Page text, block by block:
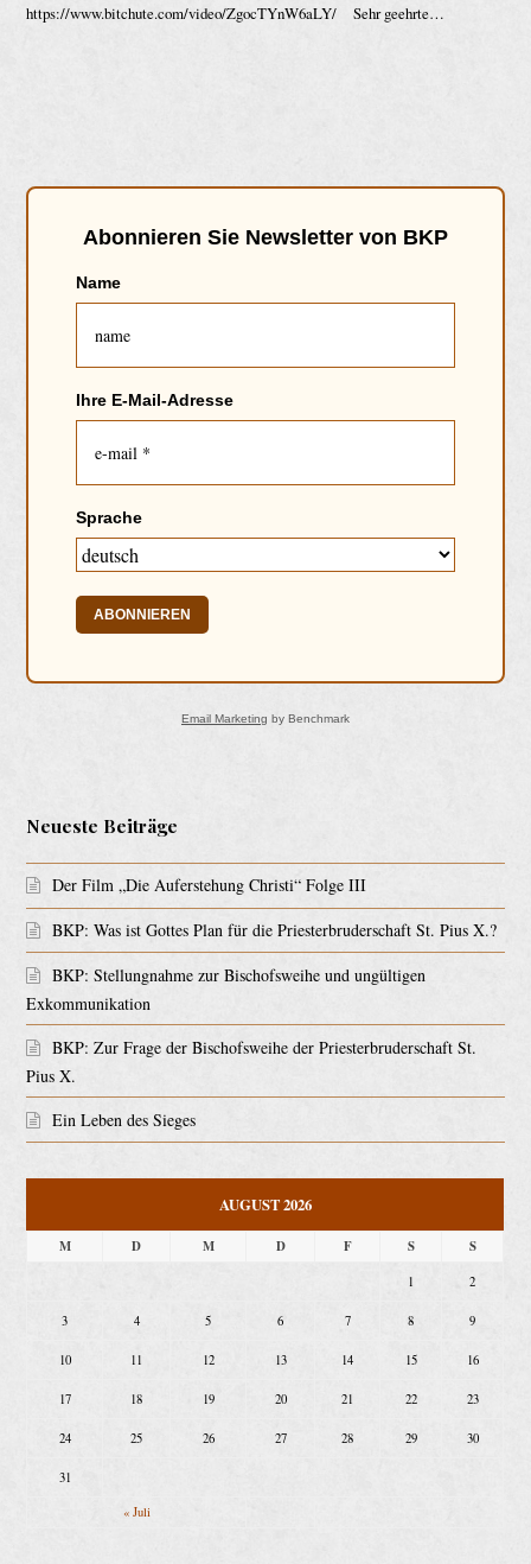
https://www.bitchute.com/video/ZgocTYnW6aLY/ Sehr geehrte…
Abonnieren Sie Newsletter von BKP
Name
Ihre E-Mail-Adresse
Sprache
ABONNIEREN
Email Marketing by Benchmark
Neueste Beiträge
Der Film „Die Auferstehung Christi“ Folge III
BKP: Was ist Gottes Plan für die Priesterbruderschaft St. Pius X.?
BKP: Stellungnahme zur Bischofsweihe und ungültigen
Exkommunikation
BKP: Zur Frage der Bischofsweihe der Priesterbruderschaft St.
Pius X.
Ein Leben des Sieges
AUGUST 2026
M D M D F S S
« Juli
1 2
3 4 5 6 7 8 9
10 11 12 13 14 15 16
17 18 19 20 21 22 23
24 25 26 27 28 29 30
31